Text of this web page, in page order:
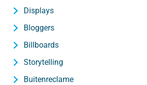
Displays
Bloggers
Billboards
Storytelling
Buitenreclame